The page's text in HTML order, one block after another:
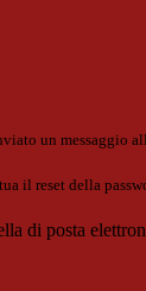
un messaggio
il reset della
di posta